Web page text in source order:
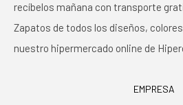
recíbelos mañana con transporte
Zapatos de todos los diseños,
nuestro hipermercado online de
EMPRESA